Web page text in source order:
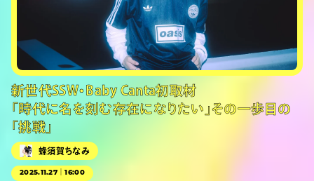
新世代SSW・Baby Canta初取材
「時代に名を刻む存在になりたい」その一歩目の
「挑戦」
蜂須賀ちなみ
2025.11.27｜16:00